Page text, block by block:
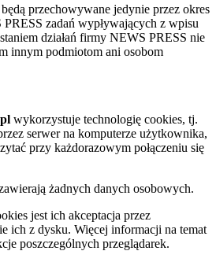
przechowywane jedynie przez okres
zadań wypływających z wpisu
działań firmy NEWS PRESS nie
innym podmiotom ani osobom
wykorzystuje technologię cookies, tj.
serwer na komputerze użytkownika,
przy każdorazowym połączeniu się
żadnych danych osobowych.
jest ich akceptacja przez
ich z dysku. Więcej informacji na temat
poszczególnych przeglądarek.